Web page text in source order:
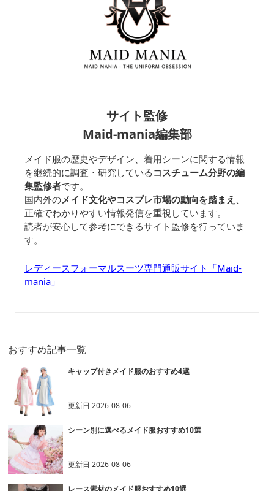
サイト監修
Maid-mania編集部
メイド服の歴史やデザイン、着用シーンに関する情報
を継続的に調査・研究している コスチューム分野の編
集監修者です。
国内外のメイド文化やコスプレ市場の動向を踏まえ 、
正確でわかりやすい情報発信を重視しています。
読者が安心して参考にできるサイト監修を行っていま
す。
レディースフォーマルスーツ専門通販サイト「Maid-
mania」
おすすめ記事一覧
キャップ付きメイド服のおすすめ4選
更新日2026-08-06
シーン別に選べるメイド服おすすめ10選
更新日2026-08-06